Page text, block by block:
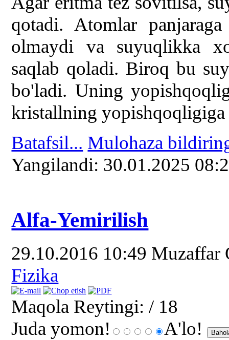
qotadi. Atomlar
olmaydi va suyuqlikka
saqlab qoladi. Biroq bu
bo'ladi. Uning
kristallning
Batafsil... Mulohaza
Yangilаndi: 30.01.2025
Alfa-Yemirilish
29.10.2016 10:49 Muzaffar
Fizika
Maqola Reytingi: / 18
Juda yomon!
A'lo!